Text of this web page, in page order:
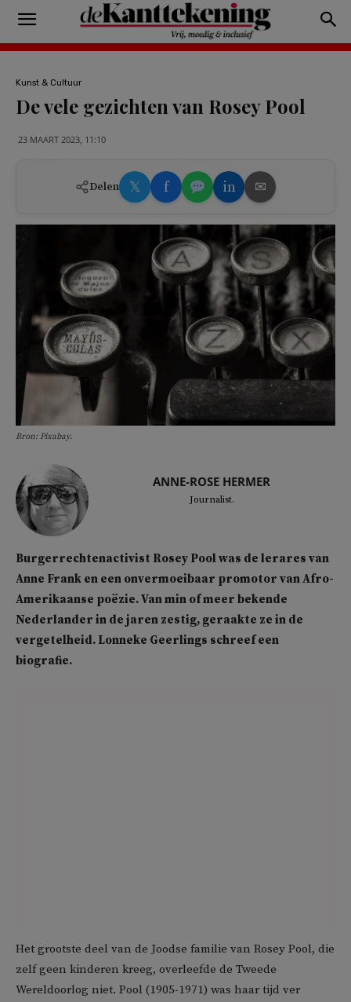
Kunst & Cultuur
De vele gezichten van Rosey Pool
23 MAART 2023, 11:10
Delen 𝕏 f in ✉
Bron: Pixabay.
ANNE-ROSE HERMER
Journalist.
Burgerrechtenactivist Rosey Pool was de lerares van
Anne Frank en een onvermoeibaar promotor van Afro-
Amerikaanse poëzie. Van min of meer bekende
Nederlander in de jaren zestig, geraakte ze in de
vergetelheid. Lonneke Geerlings schreef een
biografie.
Het grootste deel van de Joodse familie van Rosey Pool, die
zelf geen kinderen kreeg, overleefde de Tweede
Wereldoorlog niet. Pool (1905-1971) was haar tijd ver